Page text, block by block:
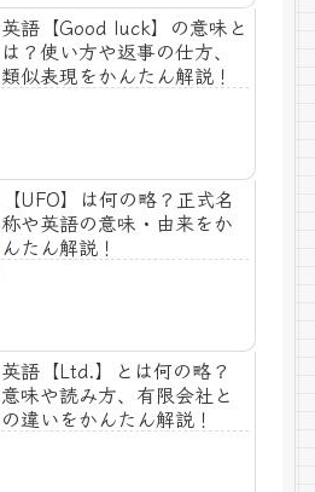
英語【Good luck】の意味と
は？使い方や返事の仕方、
類似表現をかんたん解説！
【UFO】は何の略？正式名
称や英語の意味・由来をか
んたん解説！
英語【Ltd.】とは何の略？
意味や読み方、有限会社と
の違いをかんたん解説！